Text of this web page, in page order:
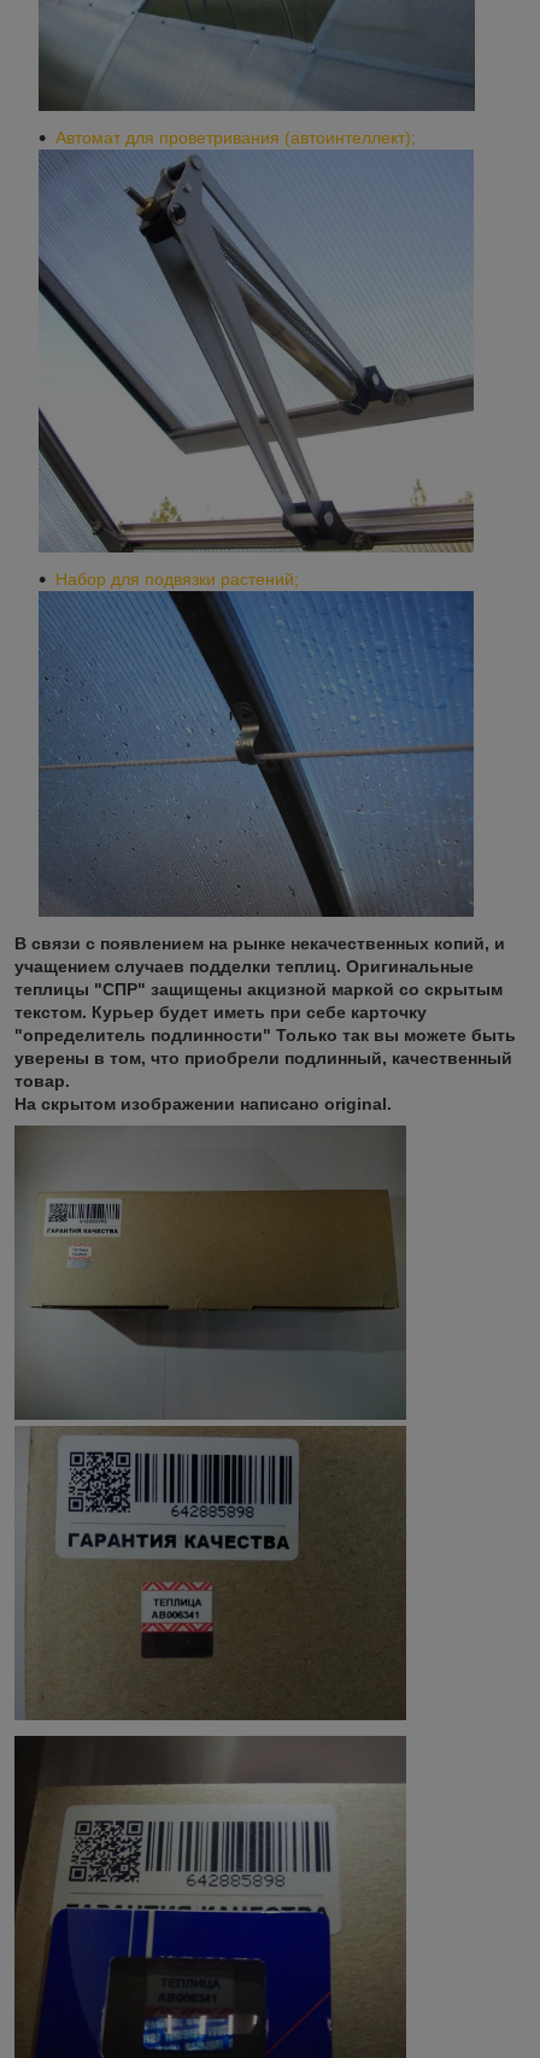
Автомат для проветривания (автоинтеллект);
Набор для подвязки растений;​
В связи с появлением на рынке некачественных копий, и
учащением случаев подделки теплиц. Оригинальные
теплицы "СПР" защищены акцизной маркой со скрытым
текстом. Курьер будет иметь при себе карточку
"определитель подлинности" Только так вы можете быть
уверены в том, что приобрели подлинный, качественный
товар.
На скрытом изображении написано original.